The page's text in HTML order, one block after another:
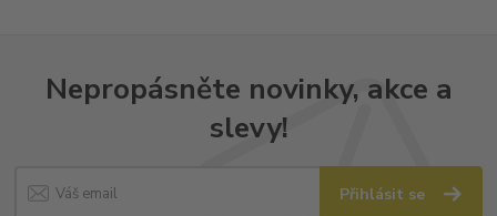
Nepropásněte novinky, akce a
slevy!
Přihlásit se